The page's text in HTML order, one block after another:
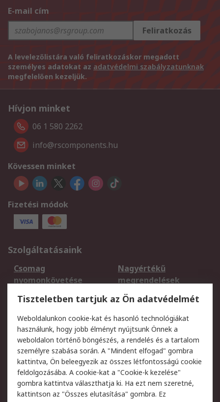
E-mail cím
Feliratkozás
A levelezőlistára való feliratkozáskor megadott
személyes adatokat az adatvédelmi szabályzatunknak
megfelelően kezeljük.
Hívjon minket
06 1 580 2262
info@rscomponents.hu
Kövessen minket
Fizetési módok
Szolgáltatásaink
Csomag
nyomonkövetése
Nagyértékű
megrendelések
Regisztráció
Szállítás
Termékvisszaküldés
Szolgáltatások
Jogi
Adatvédelmi
szabályzat
Az RS értékesítési
feltételei
Cookie szabályzat
Email biztonság
Tiszteletben tartjuk az Ön adatvédelmét
Weboldalunkon cookie-kat és hasonló technológiákat
használunk, hogy jobb élményt nyújtsunk Önnek a
weboldalon történő böngészés, a rendelés és a tartalom
személyre szabása során. A "Mindent elfogad" gombra
kattintva, Ön beleegyezik az összes létfontosságú cookie
feldolgozásába. A cookie-kat a "Cookie-k kezelése"
gombra kattintva választhatja ki. Ha ezt nem szeretné,
kattintson az "Összes elutasítása" gombra. Ez